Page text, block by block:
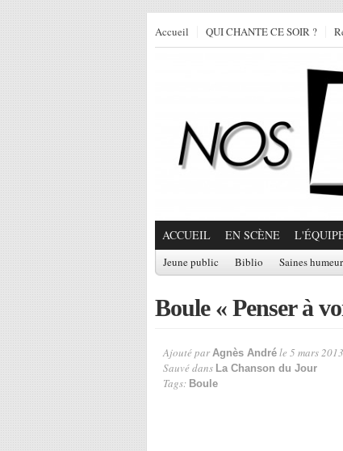
Accueil QUI CHANTE CE SOIR ?
ACCUEIL EN SCÈNE
Jeune public Biblio Saines
Boule « Penser à
Ajouté par Agnès André le 5 mars
Sauvé dans La Chanson du Jour
Tags: Boule